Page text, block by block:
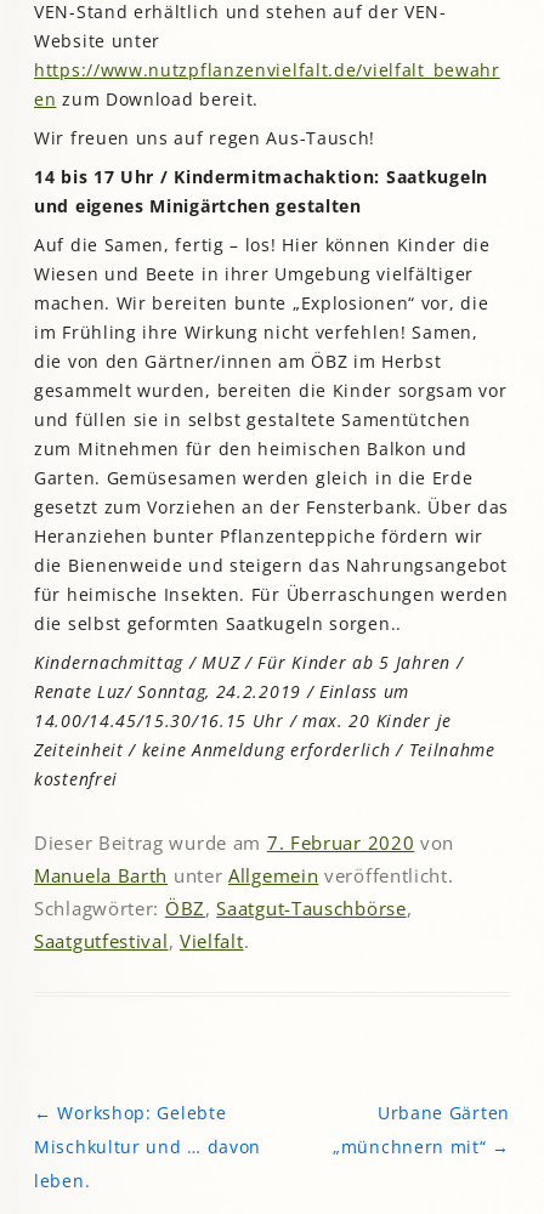
VEN-Stand erhältlich und stehen auf der VEN-
Website unter
https://www.nutzpflanzenvielfalt.de/vielfalt_bewahr
en zum Download bereit.
Wir freuen uns auf regen Aus-Tausch!
14 bis 17 Uhr / Kindermitmachaktion: Saatkugeln
und eigenes Minigärtchen gestalten
Auf die Samen, fertig – los! Hier können Kinder die
Wiesen und Beete in ihrer Umgebung vielfältiger
machen. Wir bereiten bunte „Explosionen“ vor, die
im Frühling ihre Wirkung nicht verfehlen! Samen,
die von den Gärtner/innen am ÖBZ im Herbst
gesammelt wurden, bereiten die Kinder sorgsam vor
und füllen sie in selbst gestaltete Samentütchen
zum Mitnehmen für den heimischen Balkon und
Garten. Gemüsesamen werden gleich in die Erde
gesetzt zum Vorziehen an der Fensterbank. Über das
Heranziehen bunter Pflanzenteppiche fördern wir
die Bienenweide und steigern das Nahrungsangebot
für heimische Insekten. Für Überraschungen werden
die selbst geformten Saatkugeln sorgen..
Kindernachmittag / MUZ / Für Kinder ab 5 Jahren /
Renate Luz/ Sonntag, 24.2.2019 / Einlass um
14.00/14.45/15.30/16.15 Uhr / max. 20 Kinder je
Zeiteinheit / keine Anmeldung erforderlich / Teilnahme
kostenfrei
Dieser Beitrag wurde am 7. Februar 2020 von
Manuela Barth unterAllgemein veröffentlicht.
Schlagwörter: ÖBZ,Saatgut-Tauschbörse,
Saatgutfestival, Vielfalt.
Beitragsnavigation
← Workshop: Gelebte
Mischkultur und … davon
leben.
Urbane Gärten
„münchnern mit“ →